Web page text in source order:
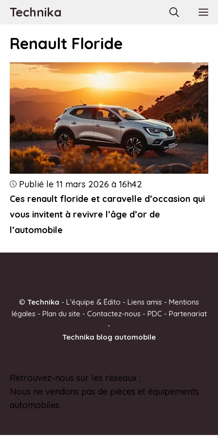
AllerTechnika
Renault Floride
Ces renault floride et caravelle d’occasion qui
vous invitent à revivre l’âge d’or de
l’automobile
Publié le 11 mars 2026 à 16h42
© Technika - L'équipe & Édito - Liens amis - Mentions
légales- Plan du site - Contactez-nous- PDC - Partenariat
-
Technika blog automobile
Retrouvez-nous sur les réseaux :
Nous ne vendons pas de pièces et équipements
automobiles